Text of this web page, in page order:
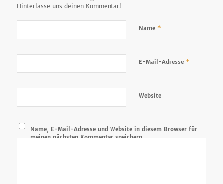
Hinterlasse uns deinen Kommentar!
Name *
E-Mail-Adresse *
Website
Name, E-Mail-Adresse und Website in diesem Browser für
meinen nächsten Kommentar speichern.